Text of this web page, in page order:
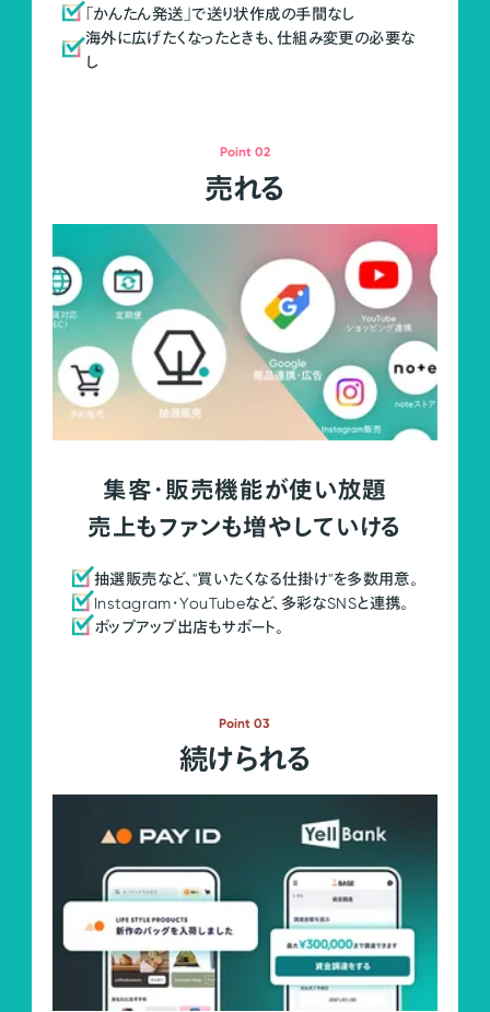
「かんたん発送」で送り状作成の手間なし
海外に広げたくなったときも、仕組み変更の必要な
し
Point 02
売れる
集客・販売機能が使い放題
売上もファンも増やしていける
抽選販売など、"買いたくなる仕掛け"を多数用意。
Instagram・YouTubeなど、多彩なSNSと連携。
ポップアップ出店もサポート。
Point 03
続けられる